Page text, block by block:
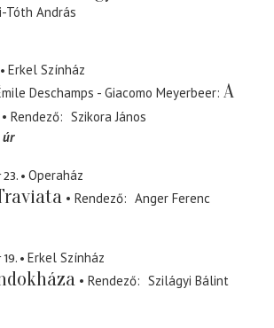
Tóth András
Erkel Színház
Deschamps - Giacomo Meyerbeer A
Rendező
Szikora János
úr
Operaház
Rendező
Anger Ferenc
Erkel Színház
Rendező
Szilágyi Bálint